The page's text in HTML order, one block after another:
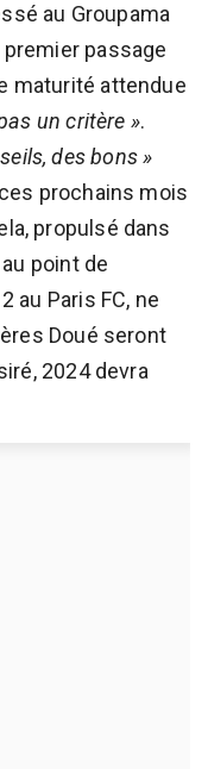
au Groupama
passage
maturité attendue
un critère ».
des bons »
prochains mois
propulsé dans
point de
au Paris FC, ne
Doué seront
2024 devra